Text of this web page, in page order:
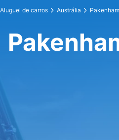
Aluguel de carros Austrália Pakenham